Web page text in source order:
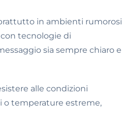
in ambienti rumorosi
tecnologie di
sia sempre chiaro e
alle condizioni
o temperature estreme,